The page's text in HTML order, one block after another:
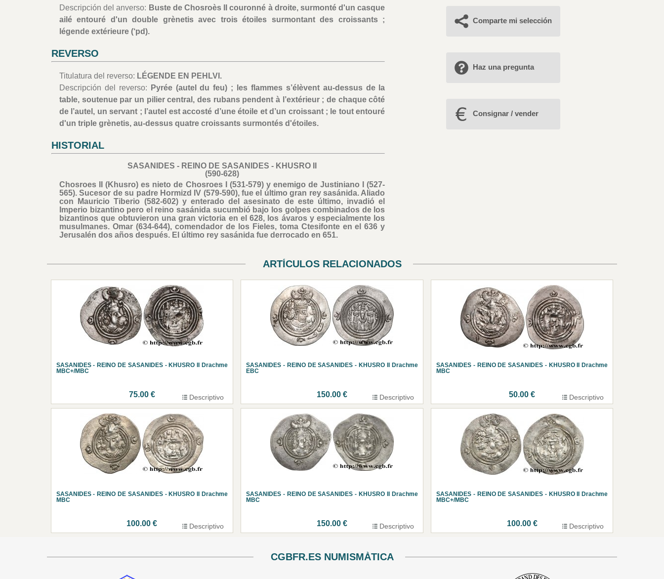
Descripción del anverso: Buste de Chosroès II couronné à droite, surmonté d'un casque
ailé entouré d'un double grènetis avec trois étoiles surmontant des croissants ;
légende extérieure (‘pd).
REVERSO
Titulatura del reverso: LÉGENDE EN PEHLVI.
Descripción del reverso:
Pyrée (autel du feu) ; les flammes s’élèvent au-dessus de la
table, soutenue par un pilier central, des rubans pendent à l’extérieur ; de chaque côté
de l’autel, un servant ; l’autel est accosté d’une étoile et d’un croissant ; le tout entouré
d'un triple grènetis, au-dessus quatre croissants surmontés d'étoiles.
HISTORIAL
SASANIDES - REINO DE SASANIDES - KHUSRO II
(590-628)
Chosroes II (Khusro) es nieto de Chosroes I (531-579) y enemigo de Justiniano I (527-
565). Sucesor de su padre Hormizd IV (579-590), fue el último gran rey sasánida. Aliado
con Mauricio Tiberio (582-602) y enterado del asesinato de este último, invadió el
Imperio bizantino pero el reino sasánida sucumbió bajo los golpes combinados de los
bizantinos que obtuvieron una gran victoria en el 628, los ávaros y especialmente los
musulmanes. Omar (634-644), comendador de los Fieles, toma Ctesifonte en el 636 y
Jerusalén dos años después. El último rey sasánida fue derrocado en 651.
Comparte mi selección
Haz una pregunta
Consignar / vender
ARTÍCULOS RELACIONADOS
SASANIDES - REINO DE SASANIDES - KHUSRO II Drachme
MBC+/MBC
75.00 € Descriptivo
SASANIDES - REINO DE SASANIDES - KHUSRO II Drachme
EBC
150.00 € Descriptivo
SASANIDES - REINO DE SASANIDES - KHUSRO II Drachme
MBC
50.00 € Descriptivo
SASANIDES - REINO DE SASANIDES - KHUSRO II Drachme
MBC
100.00 € Descriptivo
SASANIDES - REINO DE SASANIDES - KHUSRO II Drachme
MBC
150.00 € Descriptivo
SASANIDES - REINO DE SASANIDES - KHUSRO II Drachme
MBC+/MBC
100.00 € Descriptivo
CGBFR.ES NUMISMÀTICA